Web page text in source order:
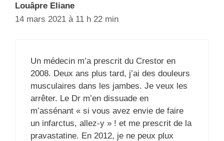
Louâpre Eliane
14 mars 2021 à 11 h 22 min
Un médecin m’a prescrit du Crestor en
2008. Deux ans plus tard, j’ai des douleurs
musculaires dans les jambes. Je veux les
arrêter. Le Dr m’en dissuade en
m’assénant « si vous avez envie de faire
un infarctus, allez-y » ! et me prescrit de la
pravastatine. En 2012, je ne peux plux